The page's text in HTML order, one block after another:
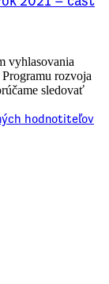
vyhlasovania
rozvoja
sledovať